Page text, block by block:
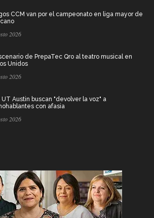
CCM van por el campeonato en liga mayor de
2026
de PrepaTec Qro al teatro musical en
Unidos
2026
Austin buscan "devolver la voz" a
con afasia
2026